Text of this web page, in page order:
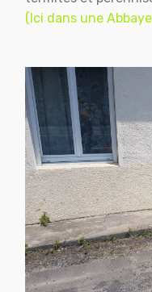
(Ici dans une